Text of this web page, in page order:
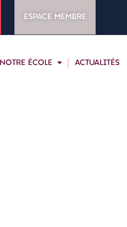
ESPACE MEMBRE
NOTRE ÉCOLE ACTUALITÉS